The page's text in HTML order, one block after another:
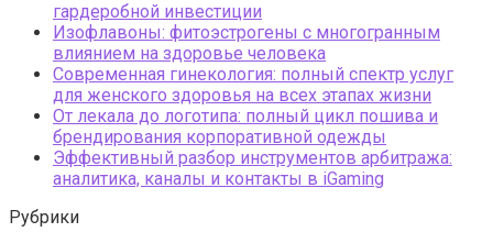
гардеробной инвестиции
Изофлавоны: фитоэстрогены с многогранным
влиянием на здоровье человека
Современная гинекология: полный спектр услуг
для женского здоровья на всех этапах жизни
От лекала до логотипа: полный цикл пошива и
брендирования корпоративной одежды
Эффективный разбор инструментов арбитража:
аналитика, каналы и контакты в iGaming
Рубрики